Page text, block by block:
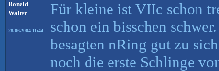
Ronald
Walter
28.06.2004 11:44
Für kleine ist VIIc schon
schon ein bisschen
besagten nRing gut zu
noch die erste Schlinge